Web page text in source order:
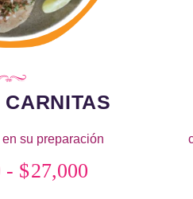
su preparación
cilantro. ,Tortilla de
- $27,000